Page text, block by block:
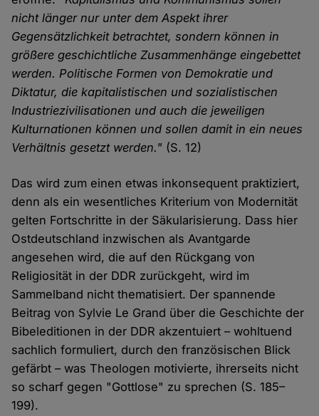
nicht länger nur unter dem Aspekt ihrer
Gegensätzlichkeit betrachtet, sondern können in
größere geschichtliche Zusammenhänge eingebettet
werden. Politische Formen von Demokratie und
Diktatur, die kapitalistischen und sozialistischen
Industriezivilisationen und auch die jeweiligen
Kulturnationen können und sollen damit in ein neues
Verhältnis gesetzt werden." (S. 12)
Das wird zum einen etwas inkonsequent praktiziert,
denn als ein wesentliches Kriterium von Modernität
gelten Fortschritte in der Säkularisierung. Dass hier
Ostdeutschland inzwischen als Avantgarde
angesehen wird, die auf den Rückgang von
Religiosität in der DDR zurückgeht, wird im
Sammelband nicht thematisiert. Der spannende
Beitrag von Sylvie Le Grand über die Geschichte der
Bibeleditionen in der DDR akzentuiert – wohltuend
sachlich formuliert, durch den französischen Blick
gefärbt – was Theologen motivierte, ihrerseits nicht
so scharf gegen "Gottlose" zu sprechen (S. 185–
199).